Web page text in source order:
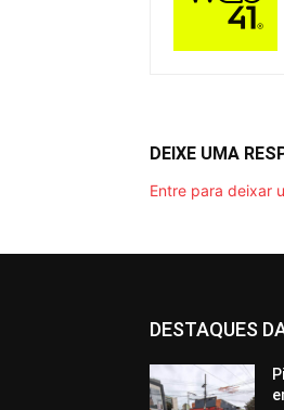
DEIXE UMA
Entre para deixar
DESTAQUES